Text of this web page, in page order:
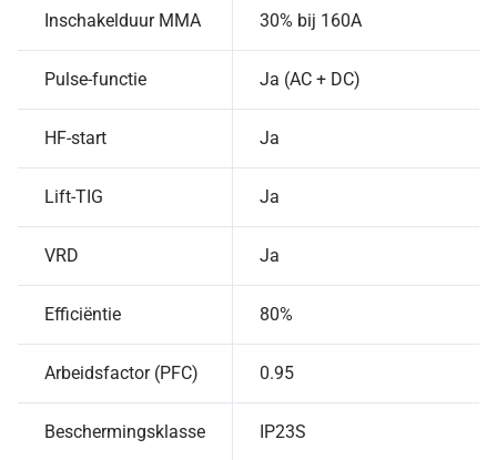
Inschakelduur MMA 30% bij 160A
Pulse-functie Ja (AC + DC)
HF-start Ja
Lift-TIG Ja
VRD Ja
Efficiëntie 80%
Arbeidsfactor (PFC) 0.95
Beschermingsklasse IP23S